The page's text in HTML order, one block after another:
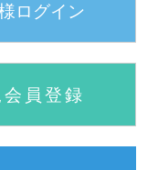
ログイン
会員登録